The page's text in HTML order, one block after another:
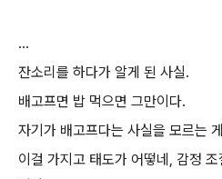
...
잔소리를 하다가 알게 된 사실.
배고프면 밥 먹으면 그만이다.
자기가 배고프다는 사실을 모르는
이걸 가지고 태도가 어떻네, 감정